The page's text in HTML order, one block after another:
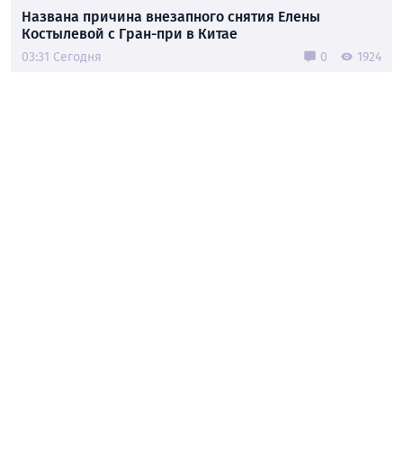
Названа причина внезапного снятия Елены
Костылевой с Гран-при в Китае
03:31 Сегодня 0 1924